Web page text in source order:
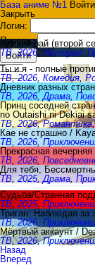
База аниме №1 Войти
Закрыть
Логин:
Пароль:
Войти
Адский рай (второй
ТВ,2026, История,
Ты и я - полные
ТВ,2026, Комедия,
Дневник разных
ТВ, 2026,Драма,
Принц соседней
no Outaishi ni Dekiai
ТВ,2026,Романтика
Кае не страшно /
ТВ, 2026,
Прекрасная
ТВ, 2026,
Для тебя,
ТВ, 2025,Драма,
Судьба/Странная
ТВ, 2025,
Триган: Наблюдая за
ТВ,2026,
Мёртвый аккаунт /
ТВ,2026,
Назад
Вперед